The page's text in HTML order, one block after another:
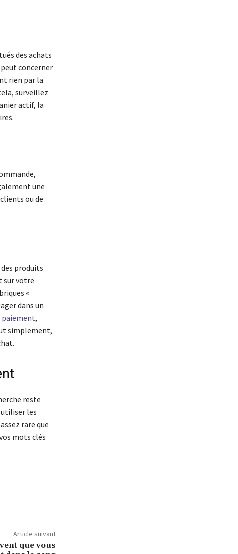
des achats
concerner
rien par la
surveillez
actif, la
une
ou de
produits
sur votre
«
dans un
paiement,
simplement,
reste
utiliser les
rare que
mots clés
Article suivant
que vous